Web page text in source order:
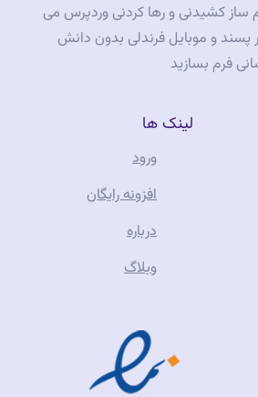
ساز کشیدنی و رها کردنی وردپرس می
پسند و موبایل فرندلی بدون دانش
فرم بسازید
لینک ها
ورود
افزونه رایگان
درباره
وبلاگ